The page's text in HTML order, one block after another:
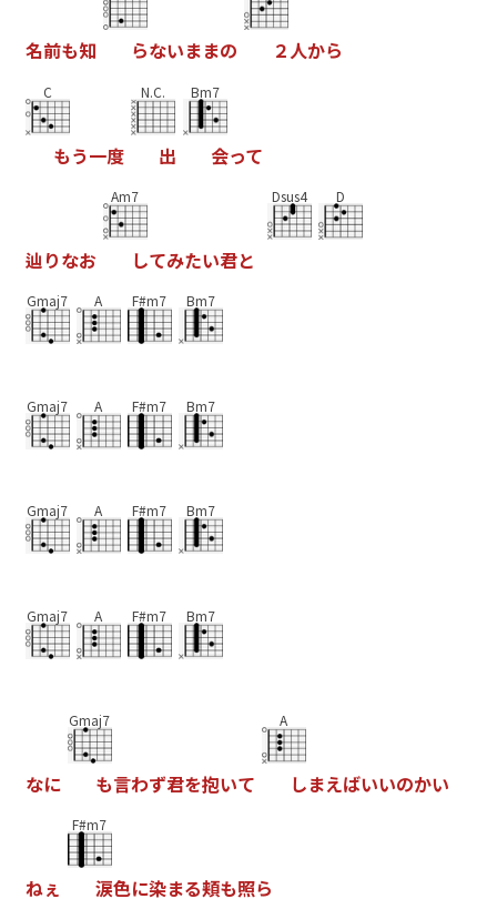
名前も知 らないままの ２人から
C
もう一度
N.C.
出
Bm7
会って
辿りなお
Am7
してみたい君と
Dsus4 D
Gmaj7 A F#m7 Bm7
Gmaj7 A F#m7 Bm7
Gmaj7 A F#m7 Bm7
Gmaj7 A F#m7 Bm7
なに
Gmaj7
も言わず君を抱いて
A
しまえばいいのかい
ねぇ
F#m7
涙色に染まる頬も照ら